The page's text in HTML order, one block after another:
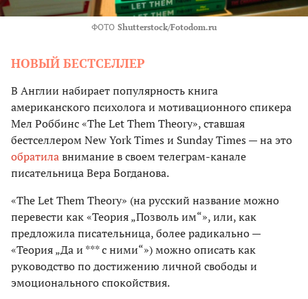
ФОТО Shutterstock/Fotodom.ru
НОВЫЙ БЕСТСЕЛЛЕР
В Англии набирает популярность книга
американского психолога и мотивационного спикера
Мел Роббинс «The Let Them Theory», ставшая
бестселлером New York Times и Sunday Times — на это
обратилавнимание в своем телеграм-канале
писательница Вера Богданова.
«The Let Them Theory» (на русский название можно
перевести как «Теория „Позволь им“», или, как
предложила писательница, более радикально —
«Теория „Да и *** с ними“») можно описать как
руководство по достижению личной свободы и
эмоционального спокойствия.